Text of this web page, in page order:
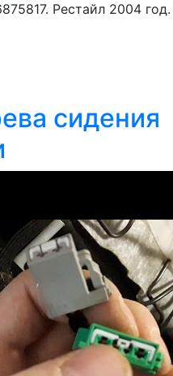
Рестайл 2004 год.
сидения